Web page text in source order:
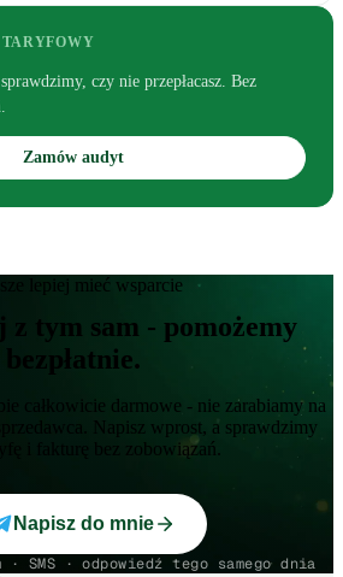
czy nie przepłacasz. Bez
Zamów audyt
lepiej mieć wsparcie
z tym sam - pomożemy
bezpłatnie.
całkowicie darmowe - nie zarabiamy na
Napisz wprost, a sprawdzimy
i fakturę bez zobowiązań.
Napisz do mnie
· SMS · odpowiedź tego samego dnia